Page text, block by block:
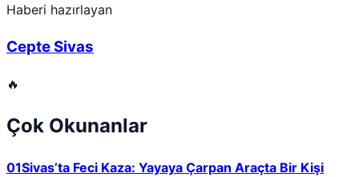
Haberi hazırlayan
Cepte Sivas
🔥
Çok Okunanlar
01Sivas’ta Feci Kaza: Yayaya Çarpan Araçta Bir Kişi